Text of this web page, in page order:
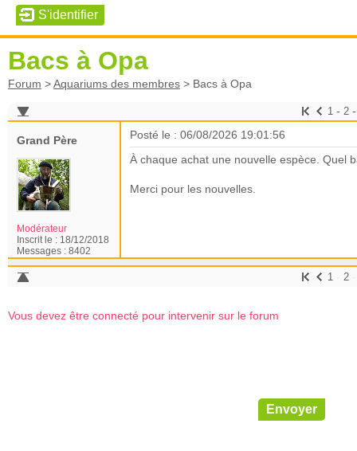
Bacs à Opa
Forum >Aquariums des membres> Bacs à Opa
1 - 2
Grand Père
Modérateur
Inscrit le : 18/12/2018
Messages : 8402
Posté le : 06/08/2026 19:01:56
À chaque achat une nouvelle espèce. Quel
Merci pour les nouvelles.
1 2
Vous devez être connecté pour intervenir sur le forum